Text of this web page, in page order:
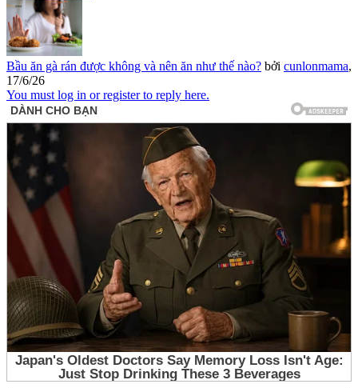
Bầu ăn gà rán được không và nên ăn như thế nào? bởi cunlonmama,
17/6/26
You must log in or register to reply here.